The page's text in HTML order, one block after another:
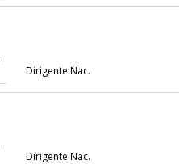
Dirigente Nac.
Dirigente Nac.